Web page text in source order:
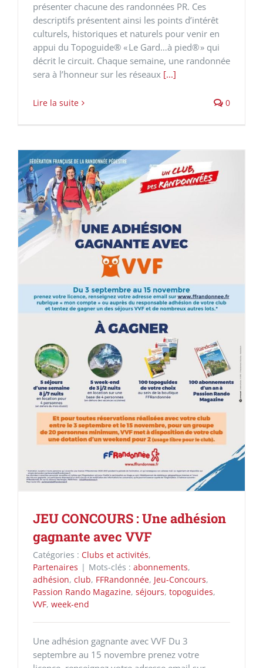
présenter chacune des randonnées PR. Ces
descriptifs présentent ainsi les points d’intérêt
culturels, historiques et naturels pour venir en
appui du Topoguide® « Le Gard…à pied® » qui
décrit le circuit. Chaque semaine, une randonnée
sera à l’honneur sur les réseaux [...]
Lire la suite 0
JEU CONCOURS : Une adhésion
gagnante avec VVF
Catégories : Clubs et activités,
Partenaires | Mots-clés : abonnements,
adhésion, club, FFRandonnée, Jeu-Concours,
Passion Rando Magazine, séjours, topoguides,
VVF, week-end
Une adhésion gagnante avec VVF Du 3
septembre au 15 novembre prenez votre